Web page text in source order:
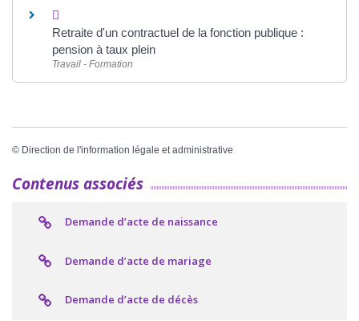
Retraite d'un contractuel de la fonction publique :
pension à taux plein
Travail - Formation
© Direction de l'information légale et administrative
Contenus associés
Demande d’acte de naissance
Demande d’acte de mariage
Demande d’acte de décès